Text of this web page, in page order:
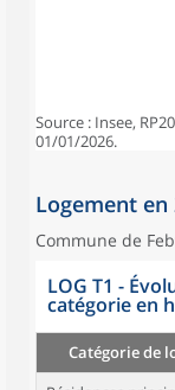
Source : Insee,
01/01/2026.
Logement en
Commune de
LOG T1 -
catégorie en
Catégorie de